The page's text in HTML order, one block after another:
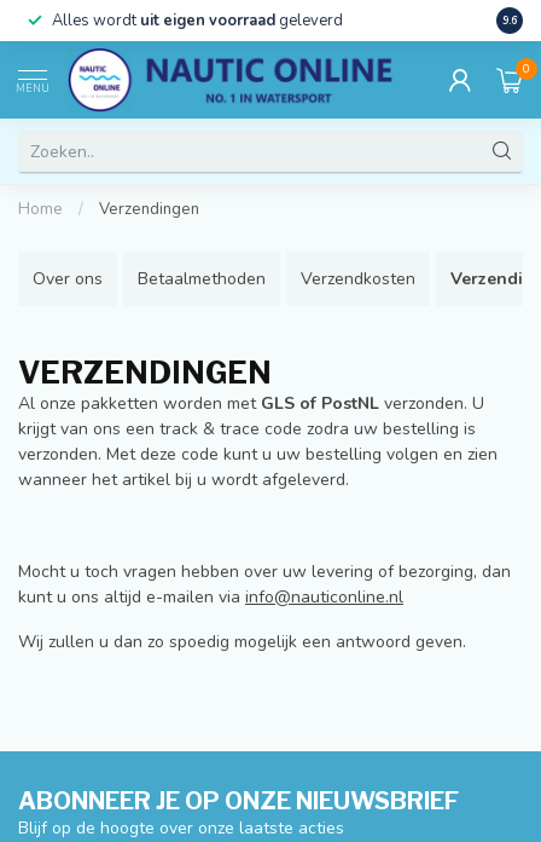
Alles wordtuit eigen voorraad geleverd 9.6
MENU
0
Home / Verzendingen
Over ons Betaalmethoden Verzendkosten
VERZENDINGEN
Al onze pakketten worden met GLS of PostNL verzonden. U
krijgt van ons een track & trace code zodra uw bestelling is
verzonden. Met deze code kunt u uw bestelling volgen en zien
wanneer het artikel bij u wordt afgeleverd.
Mocht u toch vragen hebben over uw levering of bezorging, dan
kunt u ons altijd e-mailen via info@nauticonline.nl
Wij zullen u dan zo spoedig mogelijk een antwoord geven.
ABONNEER JE OP ONZE NIEUWSBRIEF
Blijf op de hoogte over onze laatste acties